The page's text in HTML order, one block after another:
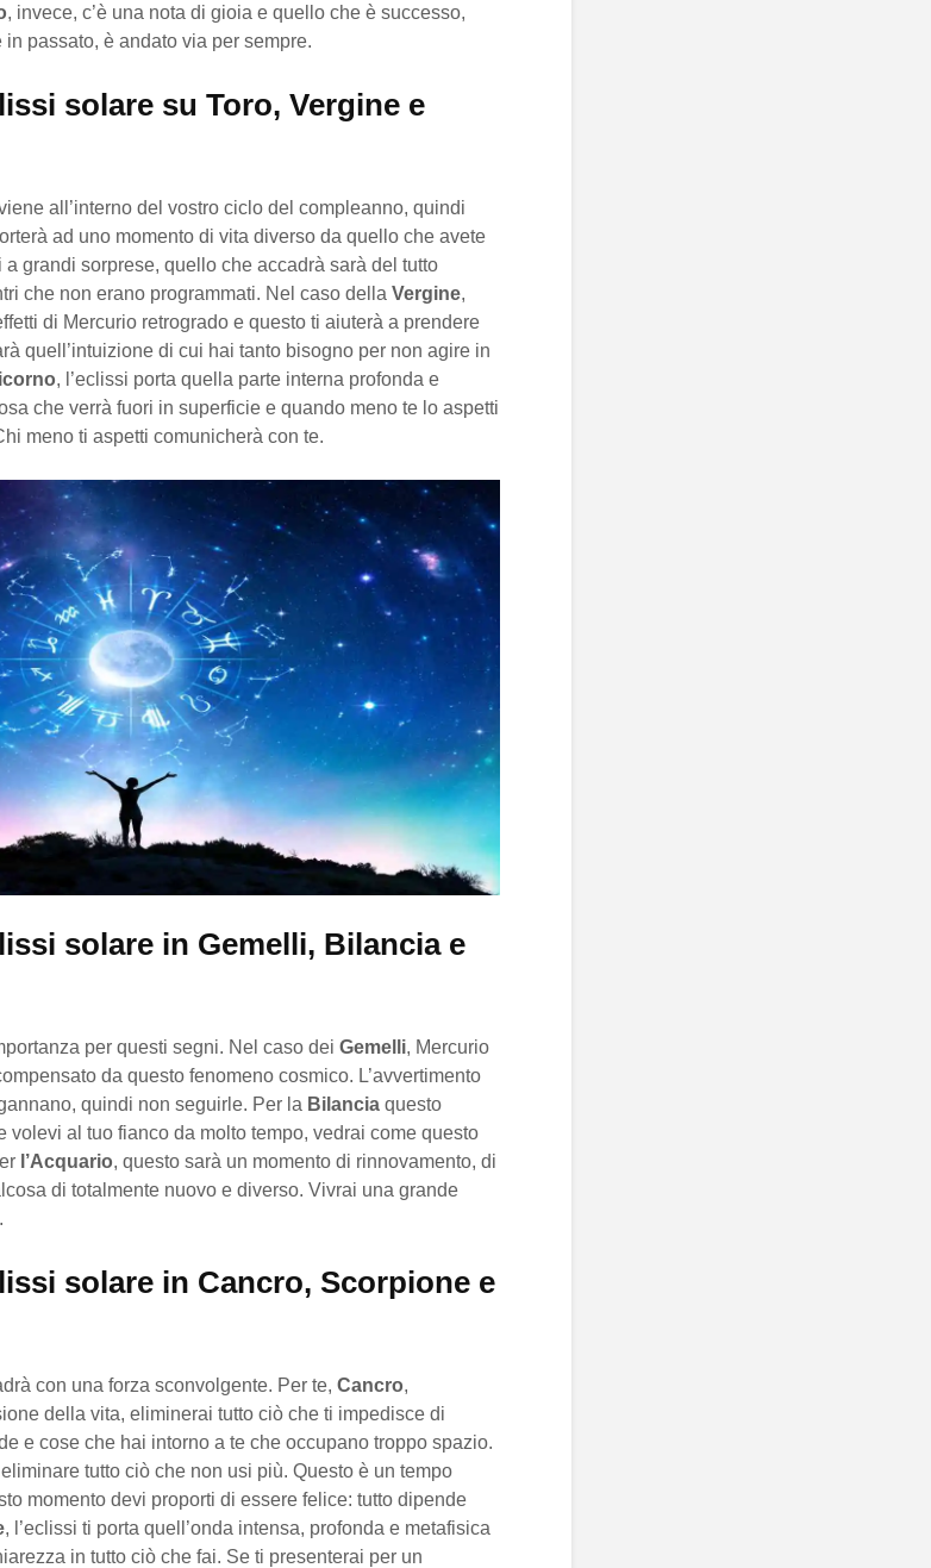
, invece, c’è una nota di gioia e quello che è successo,
passato, è andato via per sempre.
solare su Toro, Vergine e
all’interno del vostro ciclo del compleanno, quindi
ad uno momento di vita diverso da quello che avete
grandi sorprese, quello che accadrà sarà del tutto
che non erano programmati. Nel caso della Vergine,
di Mercurio retrogrado e questo ti aiuterà a prendere
quell’intuizione di cui hai tanto bisogno per non agire in
, l’eclissi porta quella parte interna profonda e
che verrà fuori in superficie e quando meno te lo aspetti
meno ti aspetti comunicherà con te.
solare in Gemelli, Bilancia e
per questi segni. Nel caso dei Gemelli, Mercurio
da questo fenomeno cosmico. L’avvertimento
quindi non seguirle. Per la Bilancia questo
volevi al tuo fianco da molto tempo, vedrai come questo
l’Acquario, questo sarà un momento di rinnovamento, di
di totalmente nuovo e diverso. Vivrai una grande
solare in Cancro, Scorpione e
con una forza sconvolgente. Per te, Cancro,
della vita, eliminerai tutto ciò che ti impedisce di
e cose che hai intorno a te che occupano troppo spazio.
tutto ciò che non usi più. Questo è un tempo
momento devi proporti di essere felice: tutto dipende
, l’eclissi ti porta quell’onda intensa, profonda e metafisica
in tutto ciò che fai. Se ti presenterai per un